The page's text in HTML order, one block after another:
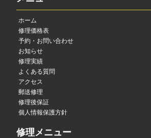
ホーム
修理価格表
予約・お問い合わせ
お知らせ
修理実績
よくある質問
アクセス
郵送修理
修理後保証
個人情報保護方針
修理メニュー